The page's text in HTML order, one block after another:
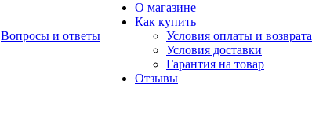
Вопросы и ответы
О магазине
Как купить
Условия оплаты и возврата
Условия доставки
Гарантия на товар
Отзывы